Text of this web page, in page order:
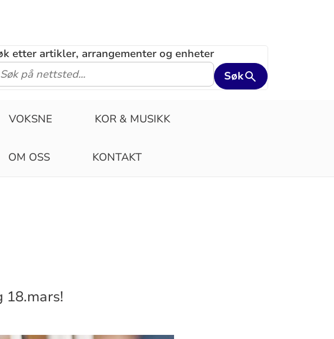
etter artikler, arrangementer og enheter
Søk
VOKSNE KOR & MUSIKK
OM OSS KONTAKT
18.mars!